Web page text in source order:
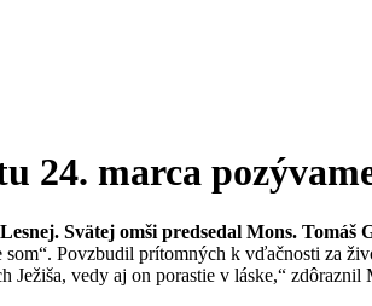
24. marca
Svätej omši predsedal Mons. Tomáš
Povzbudil prítomných k vďačnosti za
vedy aj on porastie v láske,“